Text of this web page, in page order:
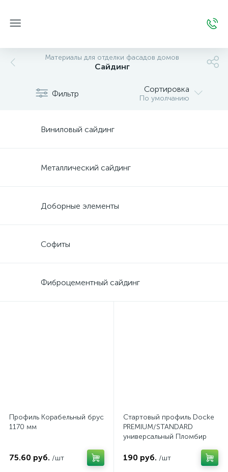
Материалы для отделки фасадов домов
Сайдинг
Фильтр Сортировка
По умолчанию
Виниловый сайдинг
Металлический сайдинг
Доборные элементы
Софиты
Фиброцементный сайдинг
Профиль Корабельный брус
1170 мм
75.60 руб. /шт
Стартовый профиль Docke
PREMIUM/STANDARD
универсальный Пломбир
190 руб. /шт